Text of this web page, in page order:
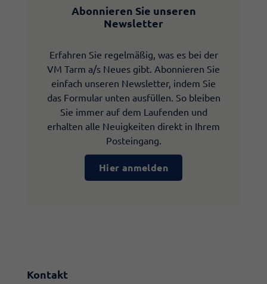
Abonnieren Sie unseren
Newsletter
Erfahren Sie regelmäßig, was es bei der
VM Tarm a/s Neues gibt. Abonnieren Sie
einfach unseren Newsletter, indem Sie
das Formular unten ausfüllen. So bleiben
Sie immer auf dem Laufenden und
erhalten alle Neuigkeiten direkt in Ihrem
Posteingang.
Hier anmelden
Kontakt